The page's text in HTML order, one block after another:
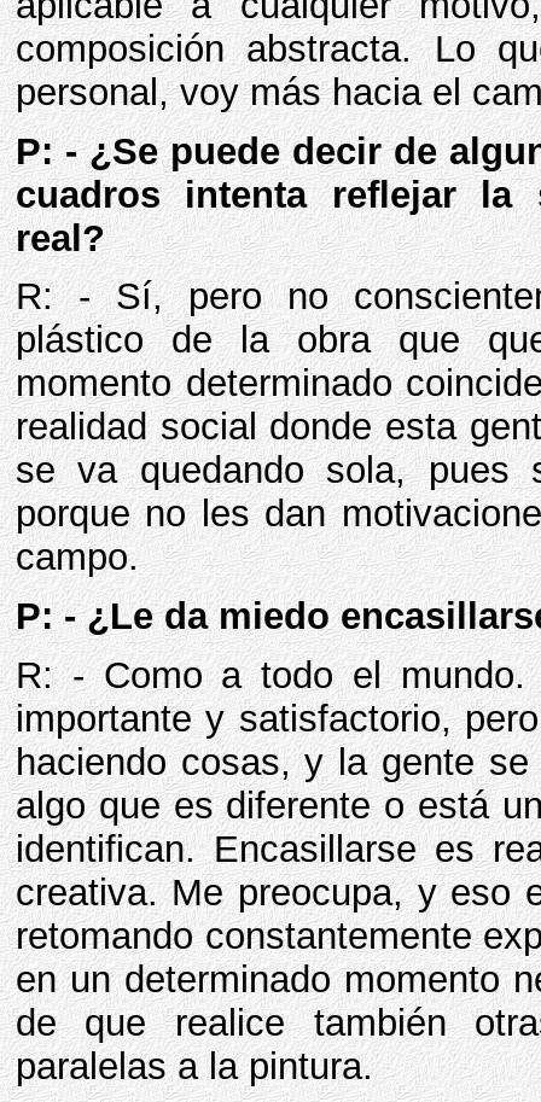
composición abstracta. Lo
personal, voy más hacia el
P: - ¿Se puede decir de
cuadros intenta reflejar la
real?
R: - Sí, pero no
plástico de la obra que
momento determinado
realidad social donde esta
se va quedando sola, pues
porque no les dan
campo.
P: - ¿Le da miedo
R: - Como a todo el
importante y satisfactorio,
haciendo cosas, y la gente
algo que es diferente o está
identifican. Encasillarse es
creativa. Me preocupa, y eso
retomando constantemente
en un determinado momento
de que realice también
paralelas a la pintura.